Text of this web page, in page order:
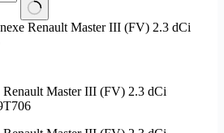
Renault Master III (FV) 2.3 dCi